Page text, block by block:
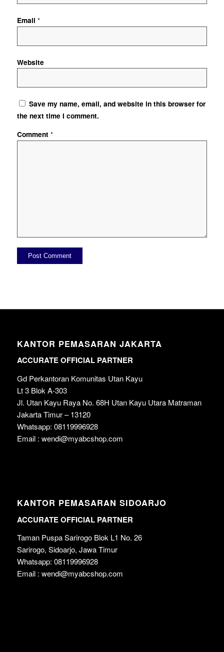
Email *
Website
Save my name, email, and website in this browser for
the next time I comment.
Comment *
KANTOR PEMASARAN JAKARTA
ACCURATE OFFICIAL PARTNER
Gd Perkantoran Komunitas Utan Kayu
Lt 3 Blok A-303
Jl. Utan Kayu Raya No. 68H Utan Kayu Utara Matraman
Jakarta Timur – 13120
Whatsapp: 08119996928
Email : wendi@myabcshop.com
KANTOR PEMASARAN SIDOARJO
ACCURATE OFFICIAL PARTNER
Taman Puspa Sarirogo Blok L1 No. 26
Sarirogo, Sidoarjo, Jawa Timur
Whatsapp: 08119996928
Email : wendi@myabcshop.com